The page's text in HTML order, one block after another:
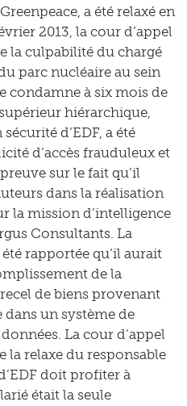
a été relaxé en
2013, la cour d’appel
la culpabilité du chargé
parc nucléaire au sein
condamne à six mois de
hiérarchique,
d’EDF, a été
d’accès frauduleux et
sur le fait qu’il
dans la réalisation
la mission d’intelligence
Consultants. La
rapportée qu’il aurait
de la
de biens provenant
un système de
La cour d’appel
la relaxe du responsable
doit profiter à
était la seule